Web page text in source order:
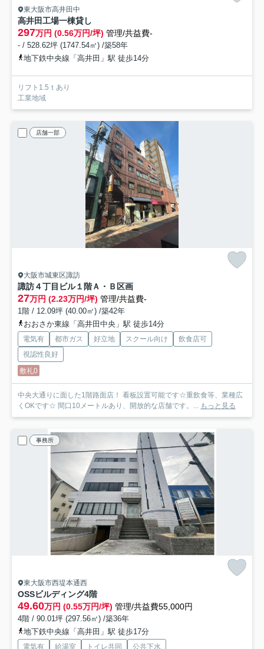
東大阪市高井田中
高井田工場一棟貸し
297万円 (0.56万円/坪) 管理/共益費-
- / 528.62坪 (1747.54㎡) /築58年
地下鉄中央線「高井田」駅 徒歩14分
リフト1.5ｔあり
工業地域
店舗一部
大阪市城東区諏訪
諏訪４丁目ビル１階Ａ・Ｂ区画
27万円 (2.23万円/坪) 管理/共益費-
1階 / 12.09坪 (40.00㎡) /築42年
おおさか東線「高井田中央」駅 徒歩14分
電気有 都市ガス 好立地 スクール向け
飲食店可
視認性良好
敷礼0
中央大通りに面した1階路面店！ 看板設置可能です☆重飲食等、業種広
くOKです☆ 間口10メートルあり、開放的な店舗です。... もっと見る
事務所
東大阪市西堤本通西
OSSビルディング4階
49.60万円 (0.55万円/坪) 管理/共益費55,000円
4階 / 90.01坪 (297.56㎡) /築36年
地下鉄中央線「高井田」駅 徒歩17分
電気有 給湯室 トイレ共同 公共下水